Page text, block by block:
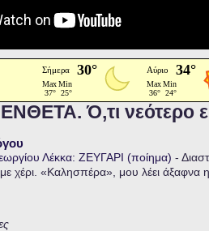
Ό,τι νεότερο
Λέκκα: ΖΕΥΓΑΡΙ (ποίημα) -
με χέρι. «Καλησπέρα», μου λέει άξαφνα